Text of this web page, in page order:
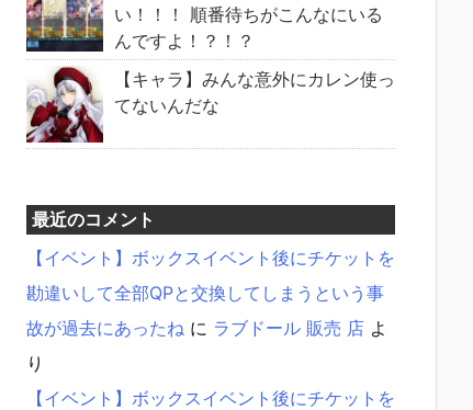
い！！！ 順番待ちがこんなにいる
んですよ！？！？
【キャラ】みんな意外にカレン使っ
てないんだな
最近のコメント
【イベント】ボックスイベント後にチケットを
勘違いして全部QPと交換してしまうという事
故が過去にあったね に ラブドール 販売 店 よ
り
【イベント】ボックスイベント後にチケットを